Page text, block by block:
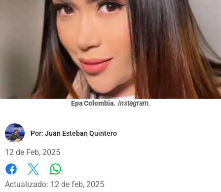
Epa Colombia. Instagram.
Por: Juan Esteban Quintero
12 de Feb, 2025
Facebook
X
Actualizado: 12 de feb, 2025